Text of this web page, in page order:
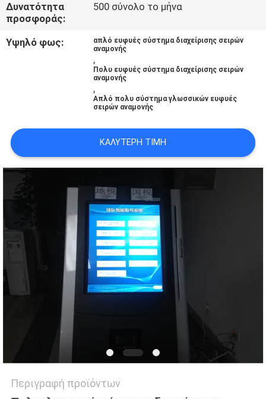
ΖΗΤΉΣΤΕ
ΑΠΌΣΠΑΣΜΑ
PRIVACY
POLICY
Δυνατότητα
προσφοράς:
500 σύνολο το μήνα
Υψηλό φως:
απλό ευφυές σύστημα διαχείρισης σειρών
αναμονής
,
Πολυ ευφυές σύστημα διαχείρισης σειρών
αναμονής
,
Απλό πολυ σύστημα γλωσσικών ευφυές
σειρών αναμονής
ΚΑΛΎΤΕΡΗ ΤΙΜΉ
Περιγραφή προϊόντων